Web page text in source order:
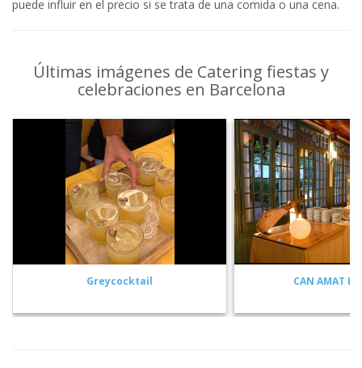
puede influir en el precio si se trata de una comida o una cena.
Últimas imágenes de Catering fiestas y
celebraciones en Barcelona
Greycocktail CAN AMAT